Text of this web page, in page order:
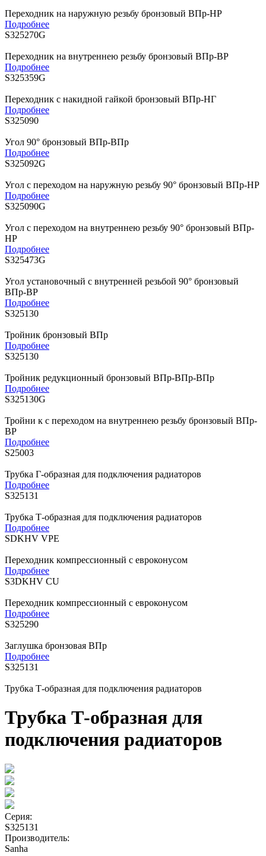
Переходник на наружную резьбу бронзовый ВПр-НР
Подробнее
S325270G
Переходник на внутреннею резьбу бронзовый ВПр-ВР
Подробнее
S325359G
Переходник с накидной гайкой бронзовый ВПр-НГ
Подробнее
S325090
Угол 90° бронзовый ВПр-ВПр
Подробнее
S325092G
Угол с переходом на наружную резьбу 90° бронзовый ВПр-НР
Подробнее
S325090G
Угол с переходом на внутреннею резьбу 90° бронзовый ВПр-
НР
Подробнее
S325473G
Угол установочный с внутренней резьбой 90° бронзовый
ВПр-ВР
Подробнее
S325130
Тройник бронзовый ВПр
Подробнее
S325130
Тройник редукционный бронзовый ВПр-ВПр-ВПр
Подробнее
S325130G
Тройни к с переходом на внутреннею резьбу бронзовый ВПр-
ВР
Подробнее
S25003
Трубка Г-образная для подключения радиаторов
Подробнее
S325131
Трубка Т-образная для подключения радиаторов
Подробнее
SDKHV VPE
Переходник компрессионный с евроконусом
Подробнее
S3DKHV CU
Переходник компрессионный с евроконусом
Подробнее
S325290
Заглушка бронзовая ВПр
Подробнее
S325131
Трубка Т-образная для подключения радиаторов
Трубка Т-образная для
подключения радиаторов
Серия:
S325131
Производитель:
Sanha